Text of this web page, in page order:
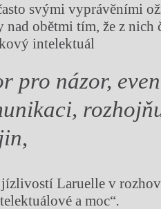
svými vyprávěními
obětmi tím, že z nich
intelektuál
pro názor,
,
jízlivostí Laruelle v
a moc“.